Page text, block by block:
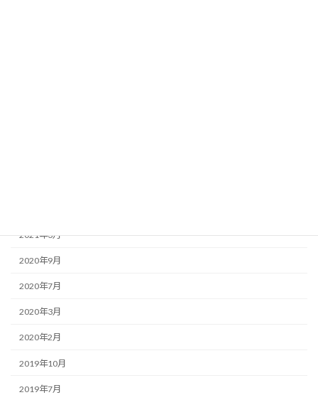
2021年3月
2020年9月
2020年7月
2020年3月
2020年2月
2019年10月
2019年7月